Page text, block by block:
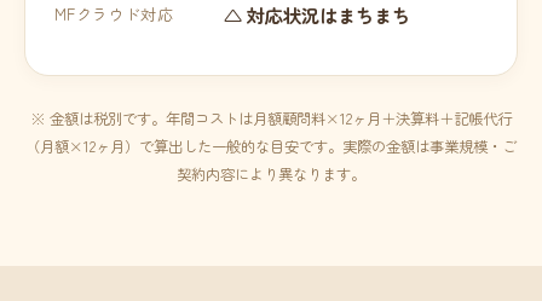
MFクラウド対応 △ 対応状況はまちまち
※ 金額は税別です。年間コストは月額顧問料×12ヶ月＋決算料＋記帳代行
（月額×12ヶ月）で算出した一般的な目安です。実際の金額は事業規模・ご
契約内容により異なります。